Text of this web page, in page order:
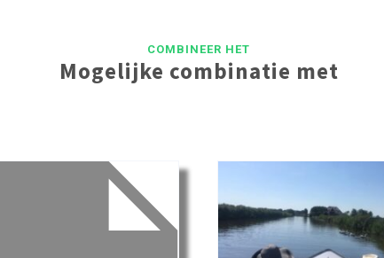
COMBINEER HET
Mogelijke combinatie met